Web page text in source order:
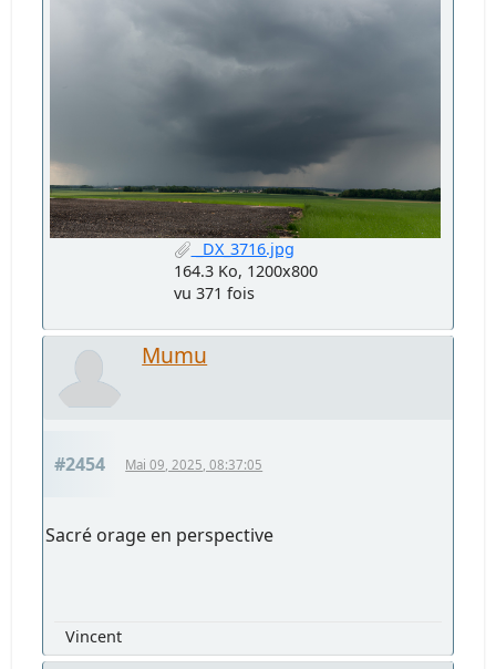
_DX_3716.jpg
164.3 Ko, 1200x800
vu 371 fois
Mumu
#2454 Mai 09, 2025, 08:37:05
Sacré orage en perspective
Vincent